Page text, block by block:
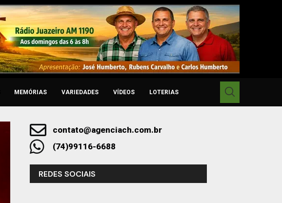
MEMÓRIAS VARIEDADES VÍDEOS LOTERIAS
contato@agenciach.com.br
(74)99116-6688
REDES SOCIAIS